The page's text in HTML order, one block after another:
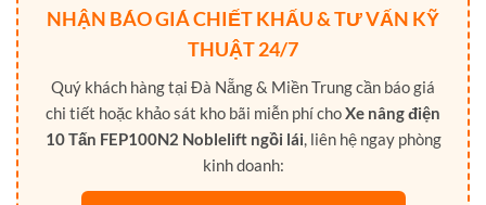
NHẬN BÁO GIÁ CHIẾT KHẤU & TƯ VẤN KỸ
THUẬT 24/7
Quý khách hàng tại Đà Nẵng & Miền Trung cần báo giá
chi tiết hoặc khảo sát kho bãi miễn phí choXe nâng điện
10 Tấn FEP100N2 Noblelift ngồi lái , liên hệ ngay phòng
kinh doanh: